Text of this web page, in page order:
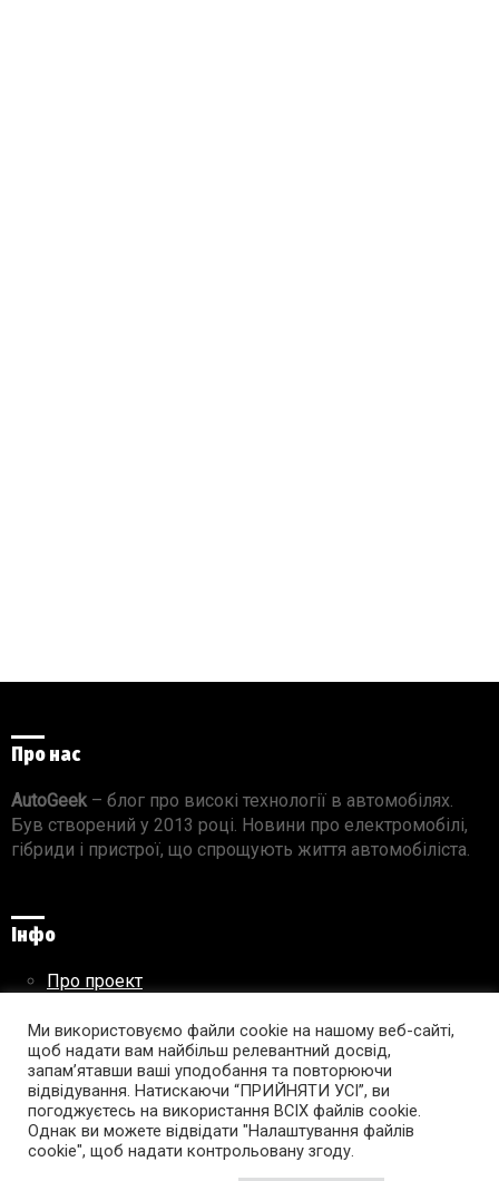
Про нас
AutoGeek– блог про високі технології в автомобілях.
Був створений у 2013 році. Новини про електромобілі,
гібриди і пристрої, що спрощують життя автомобіліста.
Інфо
Про проект
Правила використання матеріалів
Підпишись на AutoGeek!
facebooktwitter instagramyoutube tumblr linkedin
Ми використовуємо файли cookie на нашому веб-сайті,
щоб надати вам найбільш релевантний досвід,
запам’ятавши ваші уподобання та повторюючи
відвідування. Натискаючи “ПРИЙНЯТИ УСІ”, ви
погоджуєтесь на використання ВСІХ файлів cookie.
Однак ви можете відвідати "Налаштування файлів
cookie", щоб надати контрольовану згоду.